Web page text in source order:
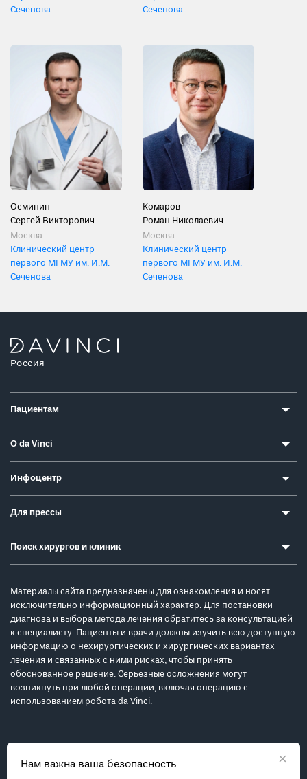
Сеченова
Сеченова
Осминин
Сергей Викторович
Москва
Клинический центр
первого МГМУ им. И.М.
Сеченова
Комаров
Роман Николаевич
Москва
Клинический центр
первого МГМУ им. И.М.
Сеченова
×
Нам важна ваша безопасность
Россия
Пациентам
О da Vinci
Инфоцентр
Для прессы
Поиск хирургов и клиник
Материалы сайта предназначены для ознакомления и носят
исключительно информационный характер. Для постановки
диагноза и выбора метода лечения обратитесь за консультацией
к специалисту. Пациенты и врачи должны изучить всю доступную
информацию о нехирургических и хирургических вариантах
лечения и связанных с ними рисках, чтобы принять
обоснованное решение. Серьезные осложнения могут
возникнуть при любой операции, включая операцию с
использованием робота da Vinci.